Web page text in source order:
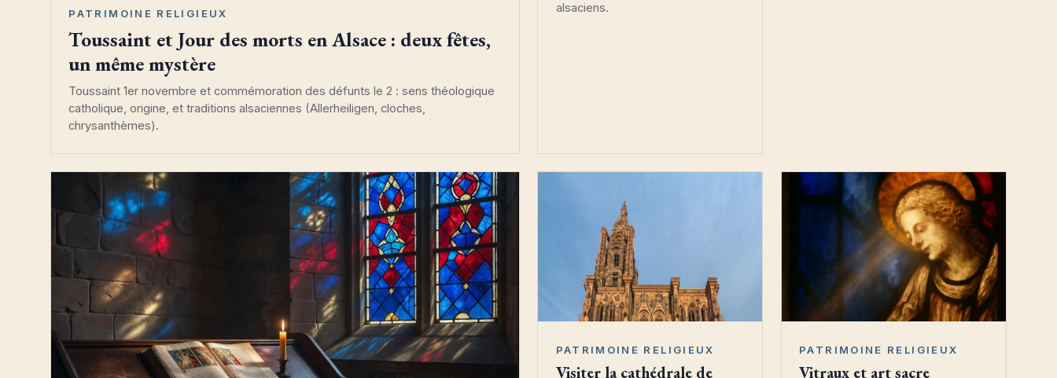
PATRIMOINE RELIGIEUX
Toussaint et Jour des morts en Alsace : deux fêtes,
un même mystère
Toussaint 1er novembre et commémoration des défunts le 2 : sens théologique
catholique, origine, et traditions alsaciennes (Allerheiligen, cloches,
chrysanthèmes).
alsaciens.
PATRIMOINE RELIGIEUX
Visiter la cathédrale de
PATRIMOINE RELIGIEUX
Vitraux et art sacre